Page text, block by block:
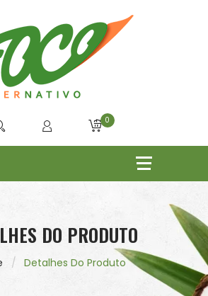
0
DO PRODUTO
Detalhes Do Produto